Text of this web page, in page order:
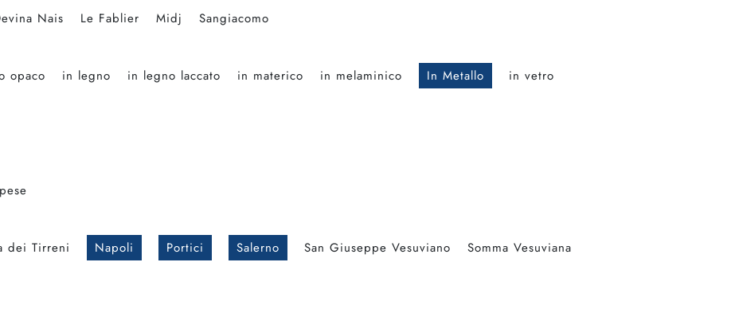
Nais Le Fablier Midj Sangiacomo
opaco in legno in legno laccato in materico in melaminico In Metallo in vetro
dei Tirreni Napoli Portici Salerno San Giuseppe Vesuviano
Somma Vesuviana